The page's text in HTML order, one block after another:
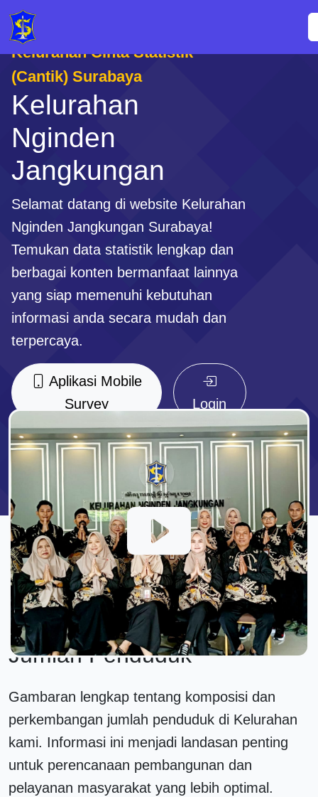
Kelurahan Cinta Statistik
(Cantik) Surabaya
Kelurahan
Nginden
Jangkungan
Selamat datang di website Kelurahan
Nginden Jangkungan Surabaya!
Temukan data statistik lengkap dan
berbagai konten bermanfaat lainnya
yang siap memenuhi kebutuhan
informasi anda secara mudah dan
terpercaya.
Aplikasi Mobile
Survey
Login
Jumlah Penduduk
Gambaran lengkap tentang komposisi dan
perkembangan jumlah penduduk di Kelurahan
kami. Informasi ini menjadi landasan penting
untuk perencanaan pembangunan dan
pelayanan masyarakat yang lebih optimal.